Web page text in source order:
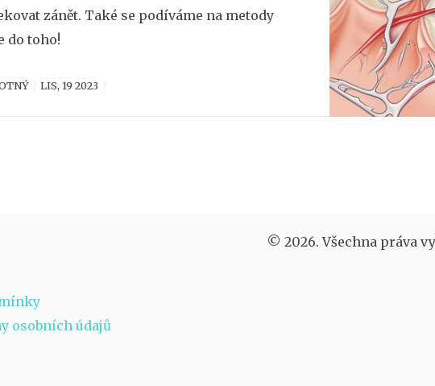
zánět. Také se podíváme na metody
do toho!
LIS, 19 2023
osobních údajů
© 2026. Všechna práva